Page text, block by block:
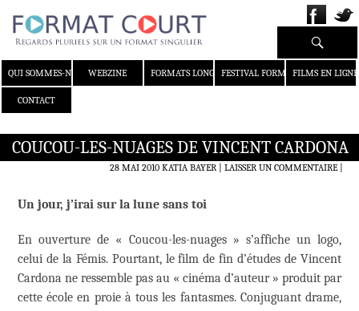
QUI SOMMES-NOUS ?WEBZINE FORMATS LONGS FESTIVAL FORMAT COURT
FILMS EN LIGNE
CONTACT
Recherche
COUCOU-LES-NUAGES DE VINCENT CARDONA
28 MAI 2010 KATIA BAYER LAISSER UN COMMENTAIRE|
Un jour, j’irai sur la lune sans toi
En ouverture de « Coucou-les-nuages » s’affiche un logo,
celui de la Fémis. Pourtant, le film de fin d’études de Vincent
Cardona ne ressemble pas au « cinéma d’auteur » produit par
cette école en proie à tous les fantasmes. Conjuguant drame,